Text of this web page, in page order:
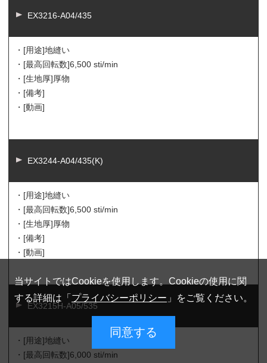
EX3216-A04/435
・[用途]地縫い
・[最高回転数]6,500 sti/min
・[生地厚]厚物
・[備考]
・[動画]
EX3244-A04/435(K)
・[用途]地縫い
・[最高回転数]6,500 sti/min
・[生地厚]厚物
・[備考]
・[動画]
EX3215H-A05/535
・[用途]地縫い
・[最高回転数]6,000 sti/min
当サイトではCookieを使用します。Cookieの使用に関
する詳細は「 プライバシーポリシー 」をご覧ください。
同意する